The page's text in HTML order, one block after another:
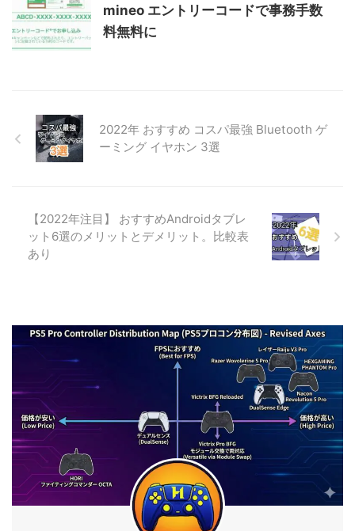
mineo エントリーコードで事務手数
料無料に
2022年 おすすめ コスパ最強 Bluetooth ゲ
ーミング イヤホン 3選
【2022年注目】 おすすめAndroidタブレ
ット6選のメリットとデメリット。比較表
あり